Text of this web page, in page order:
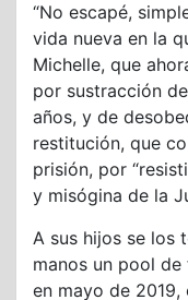
“No escapé,
vida nueva en la
Michelle, que
por sustracción
años, y de
restitución, que
prisión, por
y misógina de la
A sus hijos se los
manos un pool
en mayo de 2019,